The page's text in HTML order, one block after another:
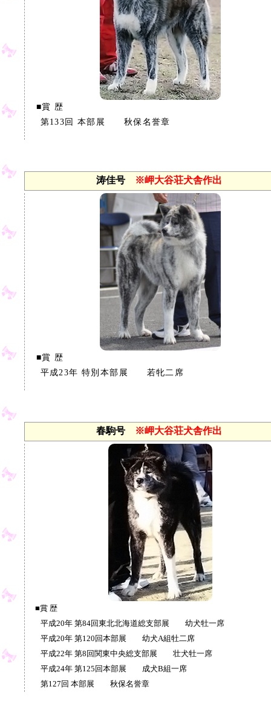
■賞 歴
第133回 本部展 秋保名誉章
涛佳号※岬大谷荘犬舎作出
■賞 歴
平成23年 特別本部展 若牝二席
春駒号※岬大谷荘犬舎作出
■賞 歴
平成20年 第84回東北北海道総支部展 幼犬牡一席
平成20年 第120回本部展 幼犬A組牡二席
平成22年 第8回関東中央総支部展 壮犬牡一席
平成24年 第125回本部展 成犬B組一席
第127回 本部展 秋保名誉章